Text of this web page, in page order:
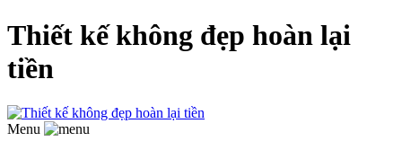
Thiết kế không đẹp hoàn lại
tiền
Menu